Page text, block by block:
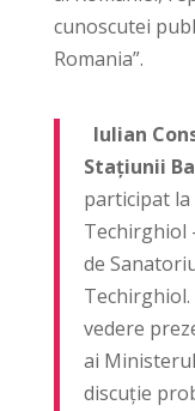
cunoscutei
Romania”.
Iulian
Stațiunii
participat la
Techirghiol
de
vedere
ai
discuție